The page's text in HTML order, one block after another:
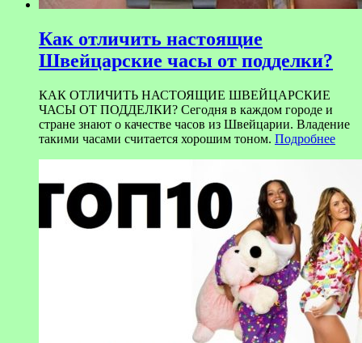
Как отличить настоящие
Швейцарские часы от подделки?
КАК ОТЛИЧИТЬ НАСТОЯЩИЕ ШВЕЙЦАРСКИЕ
ЧАСЫ ОТ ПОДДЕЛКИ? Сегодня в каждом городе и
стране знают о качестве часов из Швейцарии. Владение
такими часами считается хорошим тоном. Подробнее